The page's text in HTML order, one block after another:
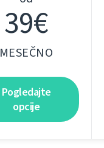
39€
MESEČNO
Pogledajte
opcije